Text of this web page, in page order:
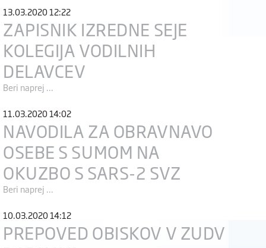
13.03.2020 12:22
ZAPISNIK IZREDNE SEJE
KOLEGIJA VODILNIH
DELAVCEV
Beri naprej ...
11.03.2020 14:02
NAVODILA ZA OBRAVNAVO
OSEBE S SUMOM NA
OKUZBO S SARS-2 SVZ
Beri naprej ...
10.03.2020 14:12
PREPOVED OBISKOV V ZUDV